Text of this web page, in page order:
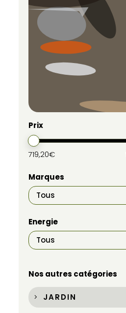
Prix
719,20€
Marques
Energie
Nos autres catégories
JARDIN